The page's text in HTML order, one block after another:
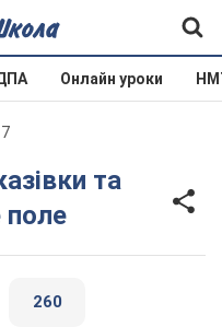
Онлайн уроки
поле
260